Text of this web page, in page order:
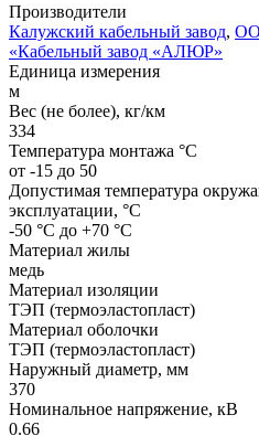
Производители
Калужский кабельный завод,
«Кабельный завод «АЛЮР»
Единица измерения
м
Вес (не более), кг/км
334
Температура монтажа °C
от -15 до 50
Допустимая температура
эксплуатации, °C
-50 °С до +70 °С
Материал жилы
медь
Материал изоляции
ТЭП (термоэластопласт)
Материал оболочки
ТЭП (термоэластопласт)
Наружный диаметр, мм
370
Номинальное напряжение, кВ
0.66